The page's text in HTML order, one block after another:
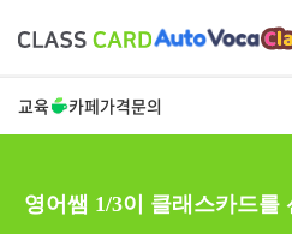
교육 카페가격문의
영어쌤 1/3이 클래스카드를